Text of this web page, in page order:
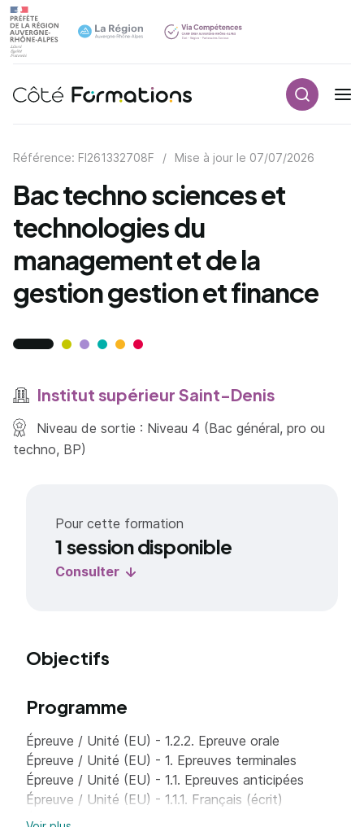
Navigation principale
Référence: FI261332708F / Mise à jour le 07/07/2026
Bac techno sciences et
technologies du
management et de la
gestion gestion et finance
Institut supérieur Saint-Denis
Niveau de sortie : Niveau 4 (Bac général, pro ou
techno, BP)
Pour cette formation
1 session disponible
Consulter
Objectifs
Programme
Épreuve / Unité (EU) - 1.2.2. Epreuve orale
Épreuve / Unité (EU) - 1. Epreuves terminales
Épreuve / Unité (EU) - 1.1. Epreuves anticipées
Épreuve / Unité (EU) - 1.1.1. Français (écrit)
Épreuve / Unité (EU) - 1.1.2. Français(oral)